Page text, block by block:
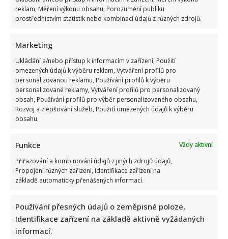
reklam, Měření výkonu obsahu, Porozumění publiku
prostřednictvím statistik nebo kombinací údajů z různých zdrojů.
Marketing
Ukládání a/nebo přístup k informacím v zařízení, Použití
omezených údajů k výběru reklam, Vytváření profilů pro
personalizovanou reklamu, Používání profilů k výběru
personalizované reklamy, Vytváření profilů pro personalizovaný
obsah, Používání profilů pro výběr personalizovaného obsahu,
Rozvoj a zlepšování služeb, Použití omezených údajů k výběru
obsahu.
Funkce
Vždy aktivní
Přiřazování a kombinování údajů z jiných zdrojů údajů,
Propojení různých zařízení, Identifikace zařízení na
základě automaticky přenášených informací.
Používání přesných údajů o zeměpisné poloze,
Identifikace zařízení na základě aktivně vyžádaných
informací.